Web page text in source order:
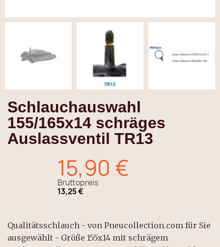
Schlauchauswahl
155/165x14 schräges
Auslassventil TR13
15,90 €
Bruttopreis
13,25 €
Qualitätsschlauch - von Pneucollection.com für Sie
ausgewählt - Größe 155x14 mit schrägem